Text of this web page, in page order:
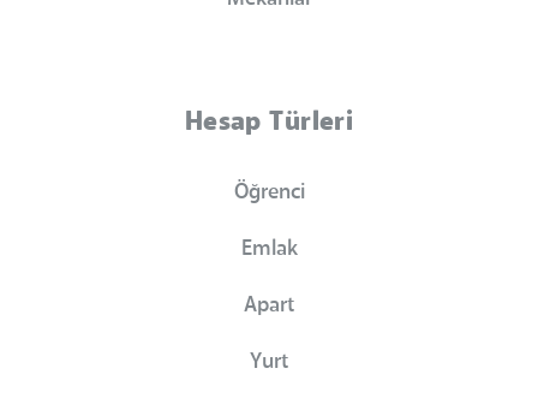
Hesap Türleri
Öğrenci
Emlak
Apart
Yurt